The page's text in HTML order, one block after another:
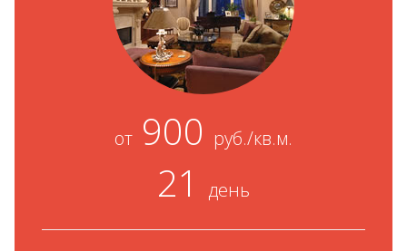
от 900 руб./кв.м.
21 день